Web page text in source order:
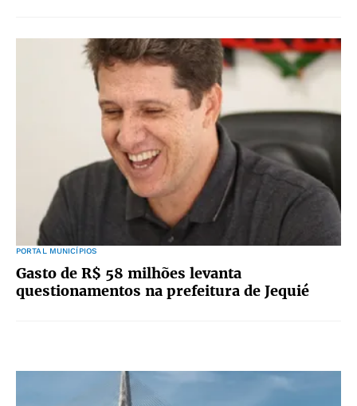
PORTAL MUNICÍPIOS
Gasto de R$ 58 milhões levanta
questionamentos na prefeitura de Jequié